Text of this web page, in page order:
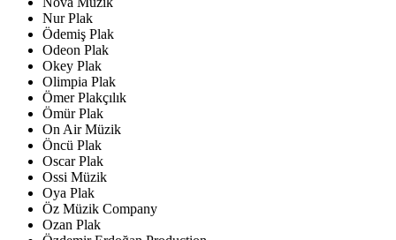
Nur Plak
Ödemiş Plak
Odeon Plak
Okey Plak
Olimpia Plak
Ömer Plakçılık
Ömür Plak
On Air Müzik
Öncü Plak
Oscar Plak
Ossi Müzik
Oya Plak
Öz Müzik Company
Ozan Plak